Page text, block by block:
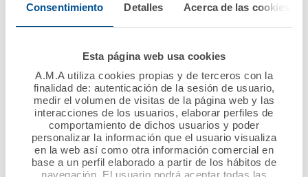
Consentimiento Detalles Acerca de las cookies
Esta página web usa cookies
A.M.A utiliza cookies propias y de terceros con la
finalidad de: autenticación de la sesión de usuario,
medir el volumen de visitas de la página web y las
interacciones de los usuarios, elaborar perfiles de
comportamiento de dichos usuarios y poder
personalizar la información que el usuario visualiza
en la web así como otra información comercial en
base a un perfil elaborado a partir de los hábitos de
navegación. El usuario podrá aceptar todas las
nueva presidenta a
Ana Pastor
Farmacéuticos de
Málaga
Ver noticia